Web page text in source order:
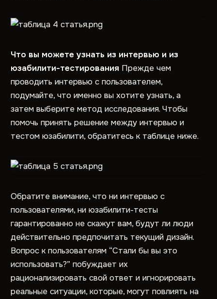
Что вы можете узнать из интервью и из
юзабилити-тестирования Прежде чем
проводить интервью с пользователем,
подумайте, что именно вы хотите узнать, а
затем выберите метод исследования. Чтобы
помочь принять решение между интервью и
тестом юзабилити, обратитесь к таблице ниже.
Обратите внимание, что ни интервью с
пользователями, ни юзабилити-тесты
гарантированно не скажут вам, будут ли люди
действительно предпочитать текущий дизайн.
Вопрос к пользователям “Стали бы вы это
использовать?” побуждает их
рационализировать свой ответ и игнорировать
реальные ситуации, которые, могут повлиять на